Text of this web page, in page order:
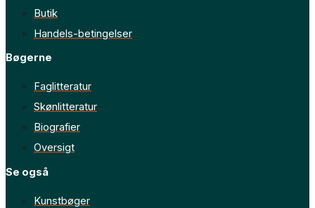
Butik
Handels-betingelser
Bøgerne
Faglitteratur
Skønlitteratur
Biografier
Oversigt
Se også
Kunstbøger